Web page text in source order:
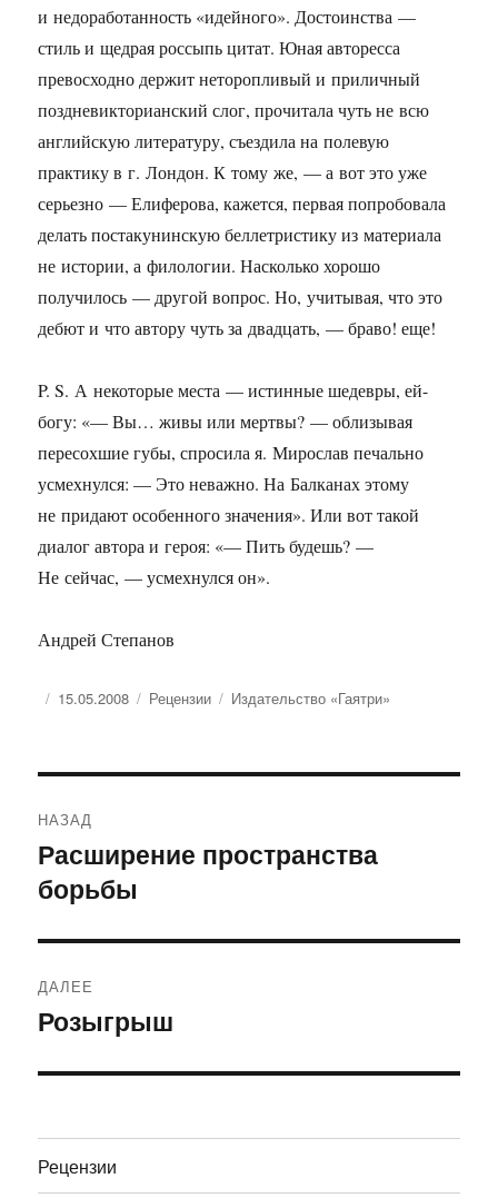
и недоработанность «идейного». Достоинства —
стиль и щедрая россыпь цитат. Юная авторесса
превосходно держит неторопливый и приличный
поздневикторианский слог, прочитала чуть не всю
английскую литературу, съездила на полевую
практику в г. Лондон. К тому же, — а вот это уже
серьезно — Елиферова, кажется, первая попробовала
делать постакунинскую беллетристику из материала
не истории, а филологии. Насколько хорошо
получилось — другой вопрос. Но, учитывая, что это
дебют и что автору чуть за двадцать, — браво! еще!
P. S. А некоторые места — истинные шедевры, ей-
богу: «— Вы… живы или мертвы? — облизывая
пересохшие губы, спросила я. Мирослав печально
усмехнулся: — Это неважно. На Балканах этому
не придают особенного значения». Или вот такой
диалог автора и героя: «— Пить будешь? —
Не сейчас, — усмехнулся он».
Андрей Степанов
Опубликовано
15.05.2008 Рубрики
Рецензии Метки
Издательство «Гаятри»
по
записям
НАЗАД
Предыдущая
запись:
Расширение пространства
борьбы
ДАЛЕЕ
Следующая
Розыгрыш
Рецензии